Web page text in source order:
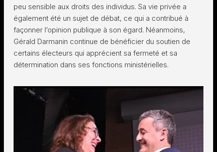
peu sensible aux droits des individus. Sa vie privée a
également été un sujet de débat, ce qui a contribué à
façonner l’opinion publique à son égard. Néanmoins,
Gérald Darmanin continue de bénéficier du soutien de
certains électeurs qui apprécient sa fermeté et sa
détermination dans ses fonctions ministérielles.